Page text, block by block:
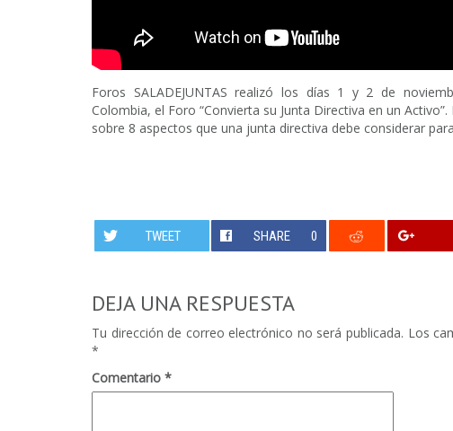
Foros SALADEJUNTAS realizó los días 1 y 2 de
Colombia, el Foro “Convierta su Junta Directiva en un
sobre 8 aspectos que una junta directiva debe considerar
TWEET SHARE 0
DEJA UNA RESPUESTA
Tu dirección de correo electrónico no será publicada. Los
*
Comentario *